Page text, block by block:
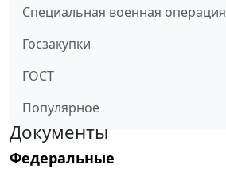
Специальная военная операция
Госзакупки
ГОСТ
Популярное
Документы
Федеральные